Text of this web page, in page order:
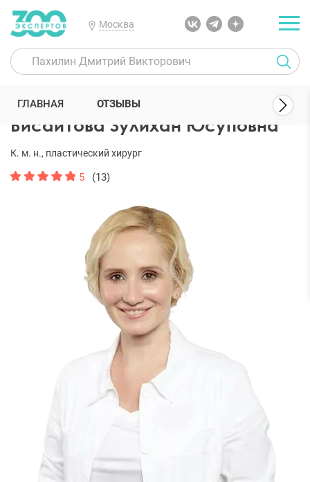
Москва
300 Экспертов Пластические хирурги Висаитова Зулихан
Висаитова Зулихан Юсуповна
К. м. н., пластический хирург
5 (13)
ГЛАВНАЯ ОТЗЫВЫ